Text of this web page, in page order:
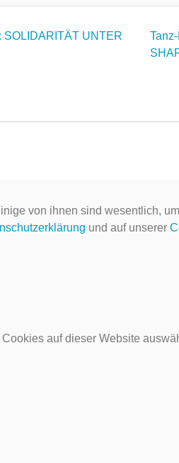
UNTER
von ihnen sind wesentlich,
und auf unserer
auf dieser Website